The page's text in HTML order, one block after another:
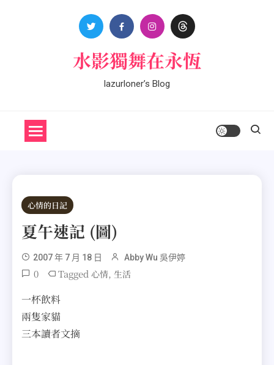
水影獨舞在永恆
lazurloner’s Blog
心情的日記
夏午速記 (圖)
2007 年 7 月 18 日 Abby Wu 吳伊婷
0 Tagged 心情, 生活
一杯飲料
兩隻家貓
三本讀者文摘